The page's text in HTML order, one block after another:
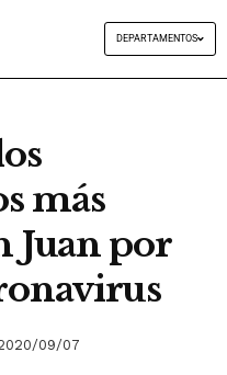
DEPARTAMENTOS
más
Juan por
09/07